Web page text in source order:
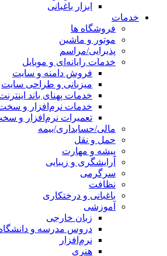
ابزار باغبانی
خدمات
فروشگاه ها
موتور و ماشین
پذیرایی/مراسم
خدمات رایانه‌ای و موبایل
فروش دامنه و سایت
میزبانی و طراحی سایت
خدمات پهنای باند
خدمات نرم‌افزار و
تعمیرات نرم‌افزار و
مالی/حسابداری/بیمه
حمل و نقل
پیشه و مهارت
آرایشگری و زیبایی
سرگرمی
نظافت
باغبانی و درختکاری
آموزشی
زبان خارجی
دروس مدرسه و
نرم‌افزار
هنری